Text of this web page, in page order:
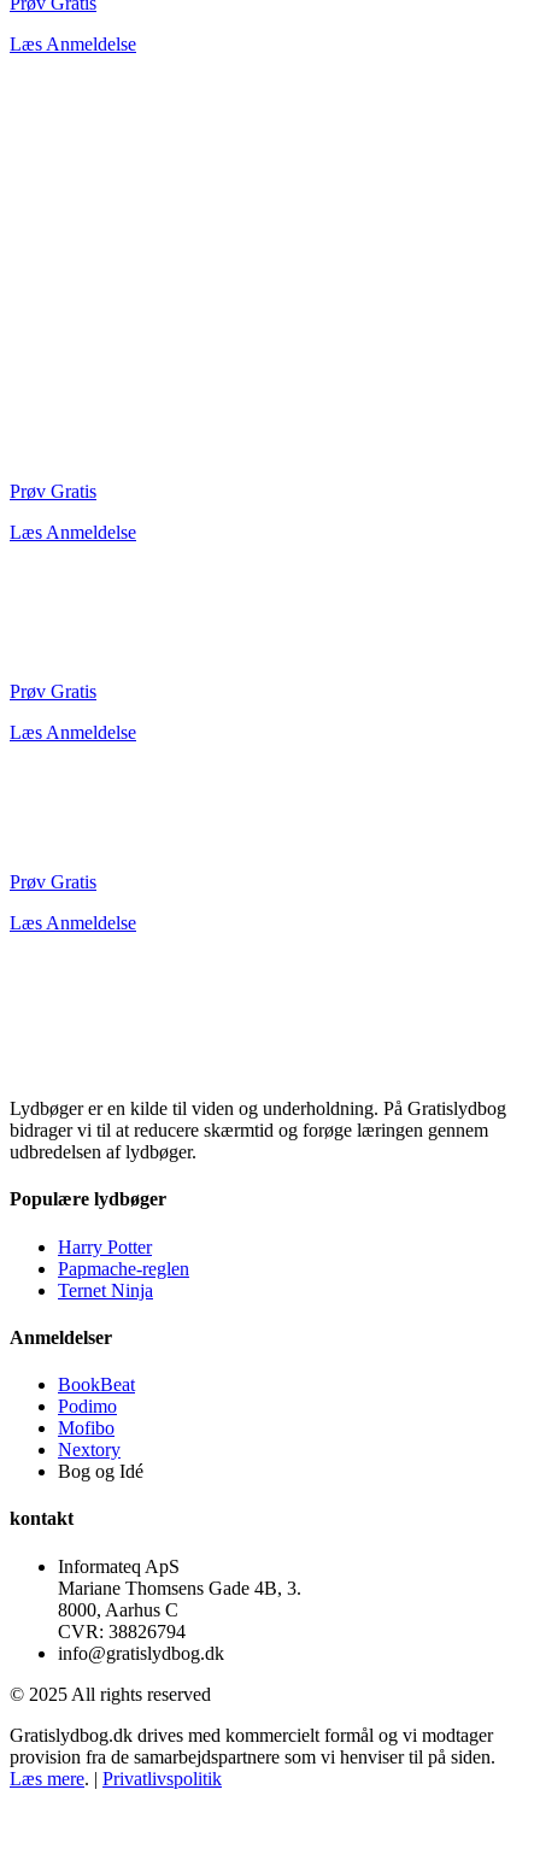
Læs Anmeldelse
Prøv Gratis
Læs Anmeldelse
Prøv Gratis
Læs Anmeldelse
Prøv Gratis
Læs Anmeldelse
Lydbøger er en kilde til viden og underholdning. På Gratislydbog
bidrager vi til at reducere skærmtid og forøge læringen gennem
udbredelsen af lydbøger.
Populære lydbøger
Harry Potter
Papmache-reglen
Ternet Ninja
Anmeldelser
BookBeat
Podimo
Mofibo
Nextory
Bog og Idé
kontakt
Informateq ApS
Mariane Thomsens Gade 4B, 3.
8000, Aarhus C
CVR: 38826794
info@gratislydbog.dk
© 2025 All rights reserved
Gratislydbog.dk drives med kommercielt formål og vi modtager
provision fra de samarbejdspartnere som vi henviser til på siden.
Læs mere. | Privatlivspolitik